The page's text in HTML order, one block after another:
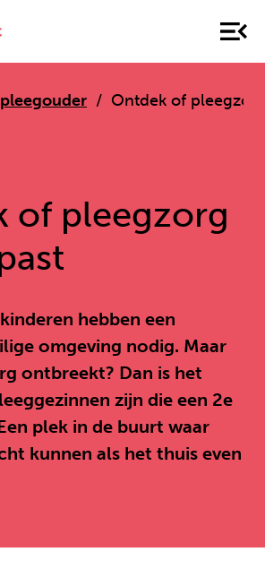
Ontdek of
of pleegzorg
hebben een
omgeving nodig. Maar
ontbreekt? Dan is het
zijn die een 2e
plek in de buurt waar
kunnen als het thuis even